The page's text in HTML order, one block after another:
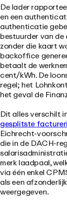
De lader
en een
authenticatie
bestuurder van
zonder die kaart
backoffice
betaalt de
cent/kWh. De
regel; het
het geval de
Dit alles verschilt
gesplitste
Eichrecht-
die in de DACH-
merk laadpaal,
via één enkel
als een
weergegeven.